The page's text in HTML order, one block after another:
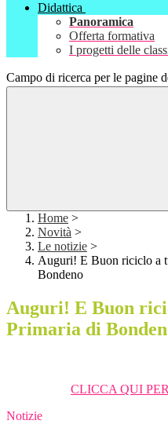
Didattica
Panoramica
Offerta formativa
I progetti delle
Campo di ricerca per le pagine
Home >
Novità >
Le notizie >
Auguri! E Buon riciclo a
Bondeno
Auguri! E Buon
Primaria di
CLICCA QUI
Notizie